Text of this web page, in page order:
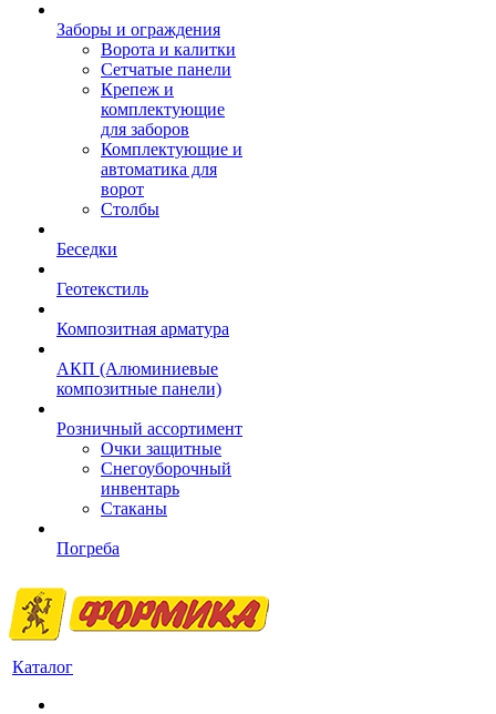
Заборы и ограждения
Ворота и калитки
Сетчатые панели
Крепеж и
комплектующие
для заборов
Комплектующие и
автоматика для
ворот
Столбы
Беседки
Геотекстиль
Композитная арматура
АКП (Алюминиевые
композитные панели)
Розничный ассортимент
Очки защитные
Снегоуборочный
инвентарь
Стаканы
Погреба
Каталог